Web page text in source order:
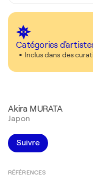
Catégories
Inclus dans des
Akira MURATA
Japon
Suivre
RÉFÉRENCES